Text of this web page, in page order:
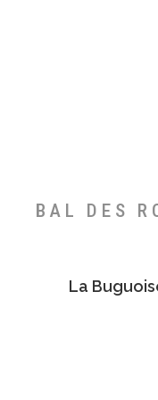
BAL DES
La